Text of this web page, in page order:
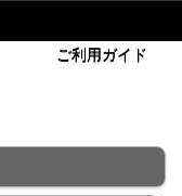
ご利用ガイド